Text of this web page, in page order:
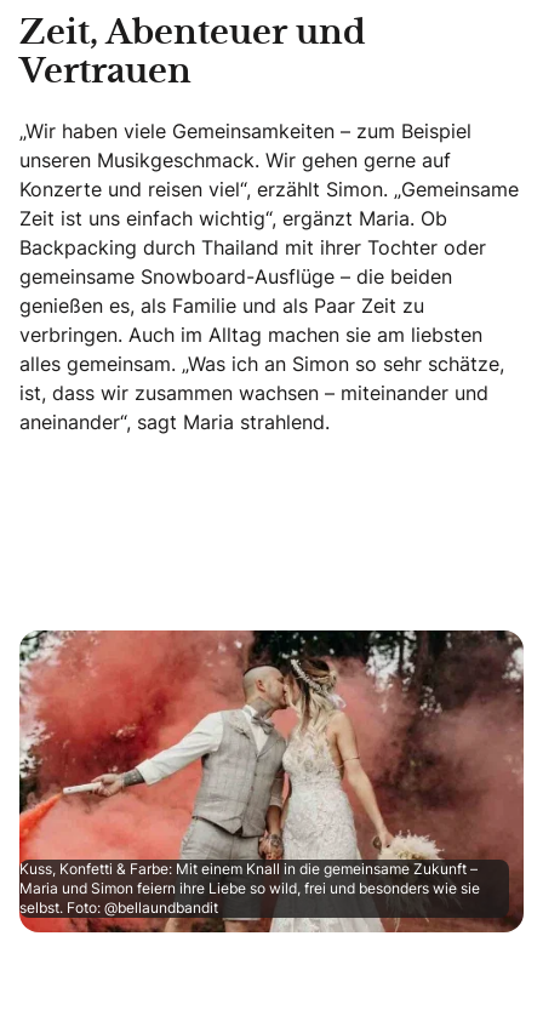
Zeit, Abenteuer und
Vertrauen
„Wir haben viele Gemeinsamkeiten – zum Beispiel
unseren Musikgeschmack. Wir gehen gerne auf
Konzerte und reisen viel“, erzählt Simon. „Gemeinsame
Zeit ist uns einfach wichtig“, ergänzt Maria. Ob
Backpacking durch Thailand mit ihrer Tochter oder
gemeinsame Snowboard-Ausflüge – die beiden
genießen es, als Familie und als Paar Zeit zu
verbringen. Auch im Alltag machen sie am liebsten
alles gemeinsam. „Was ich an Simon so sehr schätze,
ist, dass wir zusammen wachsen – miteinander und
aneinander“, sagt Maria strahlend.
Kuss, Konfetti & Farbe: Mit einem Knall in die gemeinsame Zukunft –
Maria und Simon feiern ihre Liebe so wild, frei und besonders wie sie
selbst. Foto: @bellaundbandit